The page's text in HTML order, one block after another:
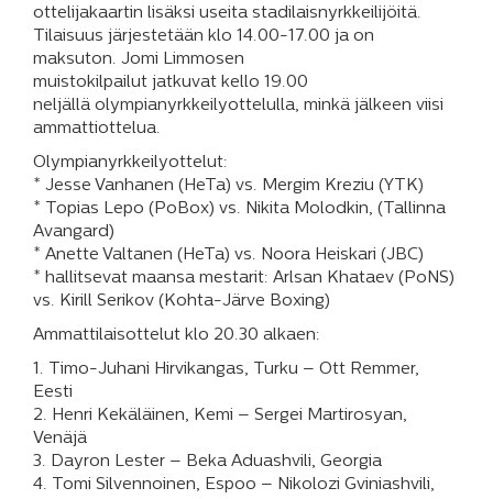
ottelijakaartin lisäksi useita stadilaisnyrkkeilijöitä.
Tilaisuus järjestetään klo 14.00-17.00 ja on
maksuton. Jomi Limmosen
muistokilpailut jatkuvat kello 19.00
neljällä olympianyrkkeilyottelulla, minkä jälkeen viisi
ammattiottelua.
Olympianyrkkeilyottelut:
* Jesse Vanhanen (HeTa) vs. Mergim Kreziu (YTK)
* Topias Lepo (PoBox) vs. Nikita Molodkin, (Tallinna
Avangard)
* Anette Valtanen (HeTa) vs. Noora Heiskari (JBC)
* hallitsevat maansa mestarit: Arlsan Khataev (PoNS)
vs. Kirill Serikov (Kohta-Järve Boxing)
Ammattilaisottelut klo 20.30 alkaen:
1. Timo-Juhani Hirvikangas, Turku – Ott Remmer,
Eesti
2. Henri Kekäläinen, Kemi – Sergei Martirosyan,
Venäjä
3. Dayron Lester – Beka Aduashvili, Georgia
4. Tomi Silvennoinen, Espoo – Nikolozi Gviniashvili,